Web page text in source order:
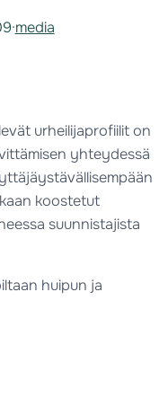
·media
urheilijaprofiilit on
yhteydessä
koostetut
suunnistajista
huipun ja